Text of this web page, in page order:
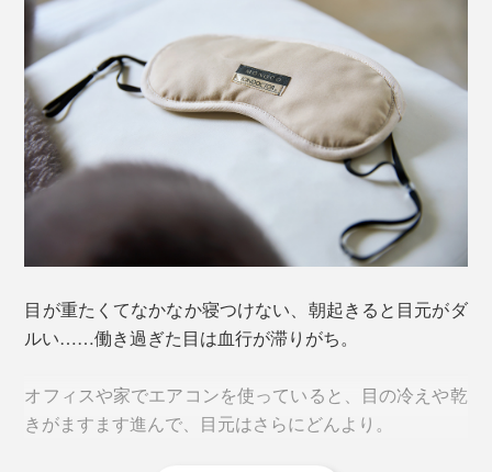
目が重たくてなかなか寝つけない、朝起きると目元がダ
ルい……働き過ぎた目は血行が滞りがち。
オフィスや家でエアコンを使っていると、目の冷えや乾
きがますます進んで、目元はさらにどんより。